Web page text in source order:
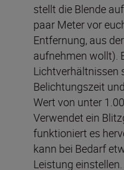
stellt die Blende
paar Meter vor
Entfernung, aus
aufnehmen wollt).
Lichtverhältnissen
Belichtungszeit
Wert von unter
Verwendet ein
funktioniert es
kann bei Bedarf
Leistung einstellen.